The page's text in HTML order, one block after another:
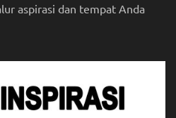
aspirasi dan tempat Anda